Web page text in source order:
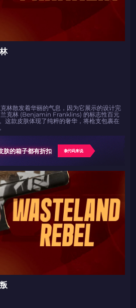
林散发着华丽的气息，因为它展示的设计完
兰克林 (Benjamin Franklins) 的标志性百元
这款皮肤体现了纯粹的奢华，将枪支包裹在
肤的箱子都有折扣 拿代码来说